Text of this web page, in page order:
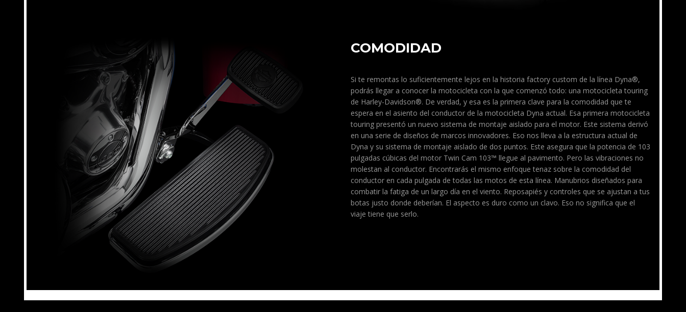
COMODIDAD
Si te remontas lo suficientemente lejos en la historia factory custom de la línea Dyna®,
podrás llegar a conocer la motocicleta con la que comenzó todo: una motocicleta touring
de Harley-Davidson®. De verdad, y esa es la primera clave para la comodidad que te
espera en el asiento del conductor de la motocicleta Dyna actual. Esa primera motocicleta
touring presentó un nuevo sistema de montaje aislado para el motor. Este sistema derivó
en una serie de diseños de marcos innovadores. Eso nos lleva a la estructura actual de
Dyna y su sistema de montaje aislado de dos puntos. Este asegura que la potencia de 103
pulgadas cúbicas del motor Twin Cam 103™ llegue al pavimento. Pero las vibraciones no
molestan al conductor. Encontrarás el mismo enfoque tenaz sobre la comodidad del
conductor en cada pulgada de todas las motos de esta línea. Manubrios diseñados para
combatir la fatiga de un largo día en el viento. Reposapiés y controles que se ajustan a tus
botas justo donde deberían. El aspecto es duro como un clavo. Eso no significa que el
viaje tiene que serlo.